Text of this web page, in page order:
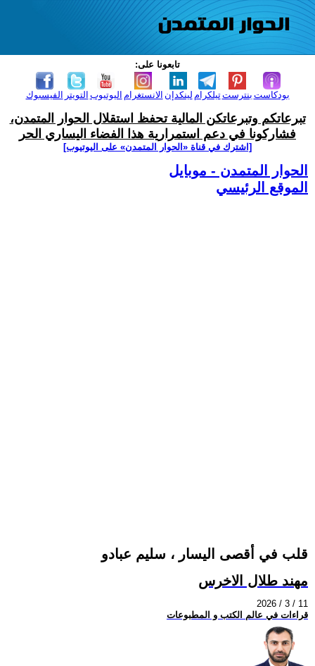
تابعونا على:
الفيسبوك التويتر اليوتيوب الانستغرام لينكدإن تيلكرامبنترست بودكاست
تبرعاتكم وتبرعاتكن المالية تحفظ استقلال الحوار المتمدن،
فشاركونا في دعم استمرارية هذا الفضاء اليساري الحر
[اشترك في قناة ‫«الحوار المتمدن» على اليوتيوب]
الحوار المتمدن - موبايل
الموقع الرئيسي
قلب في أقصى اليسار ، سليم عبادو
مهند طلال الاخرس
2026 / 3 / 11
قراءات في عالم الكتب و المطبوعات